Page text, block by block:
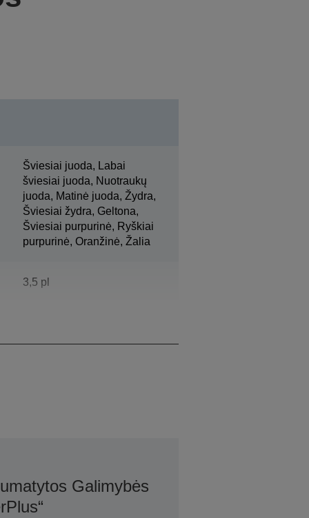
Šviesiai juoda, Labai
šviesiai juoda, Nuotraukų
juoda, Matinė juoda, Žydra,
Šviesiai žydra, Geltona,
Šviesiai purpurinė, Ryškiai
purpurinė, Oranžinė, Žalia
3,5 pl
Galimybės